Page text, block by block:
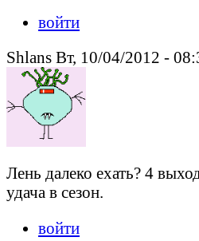
войти
Shlans Вт, 10/04/2012 -
Лень далеко ехать? 4
удача в сезон.
войти